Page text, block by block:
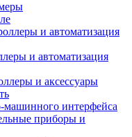
и автоматизация
и аксессуары
машинного интерфейса